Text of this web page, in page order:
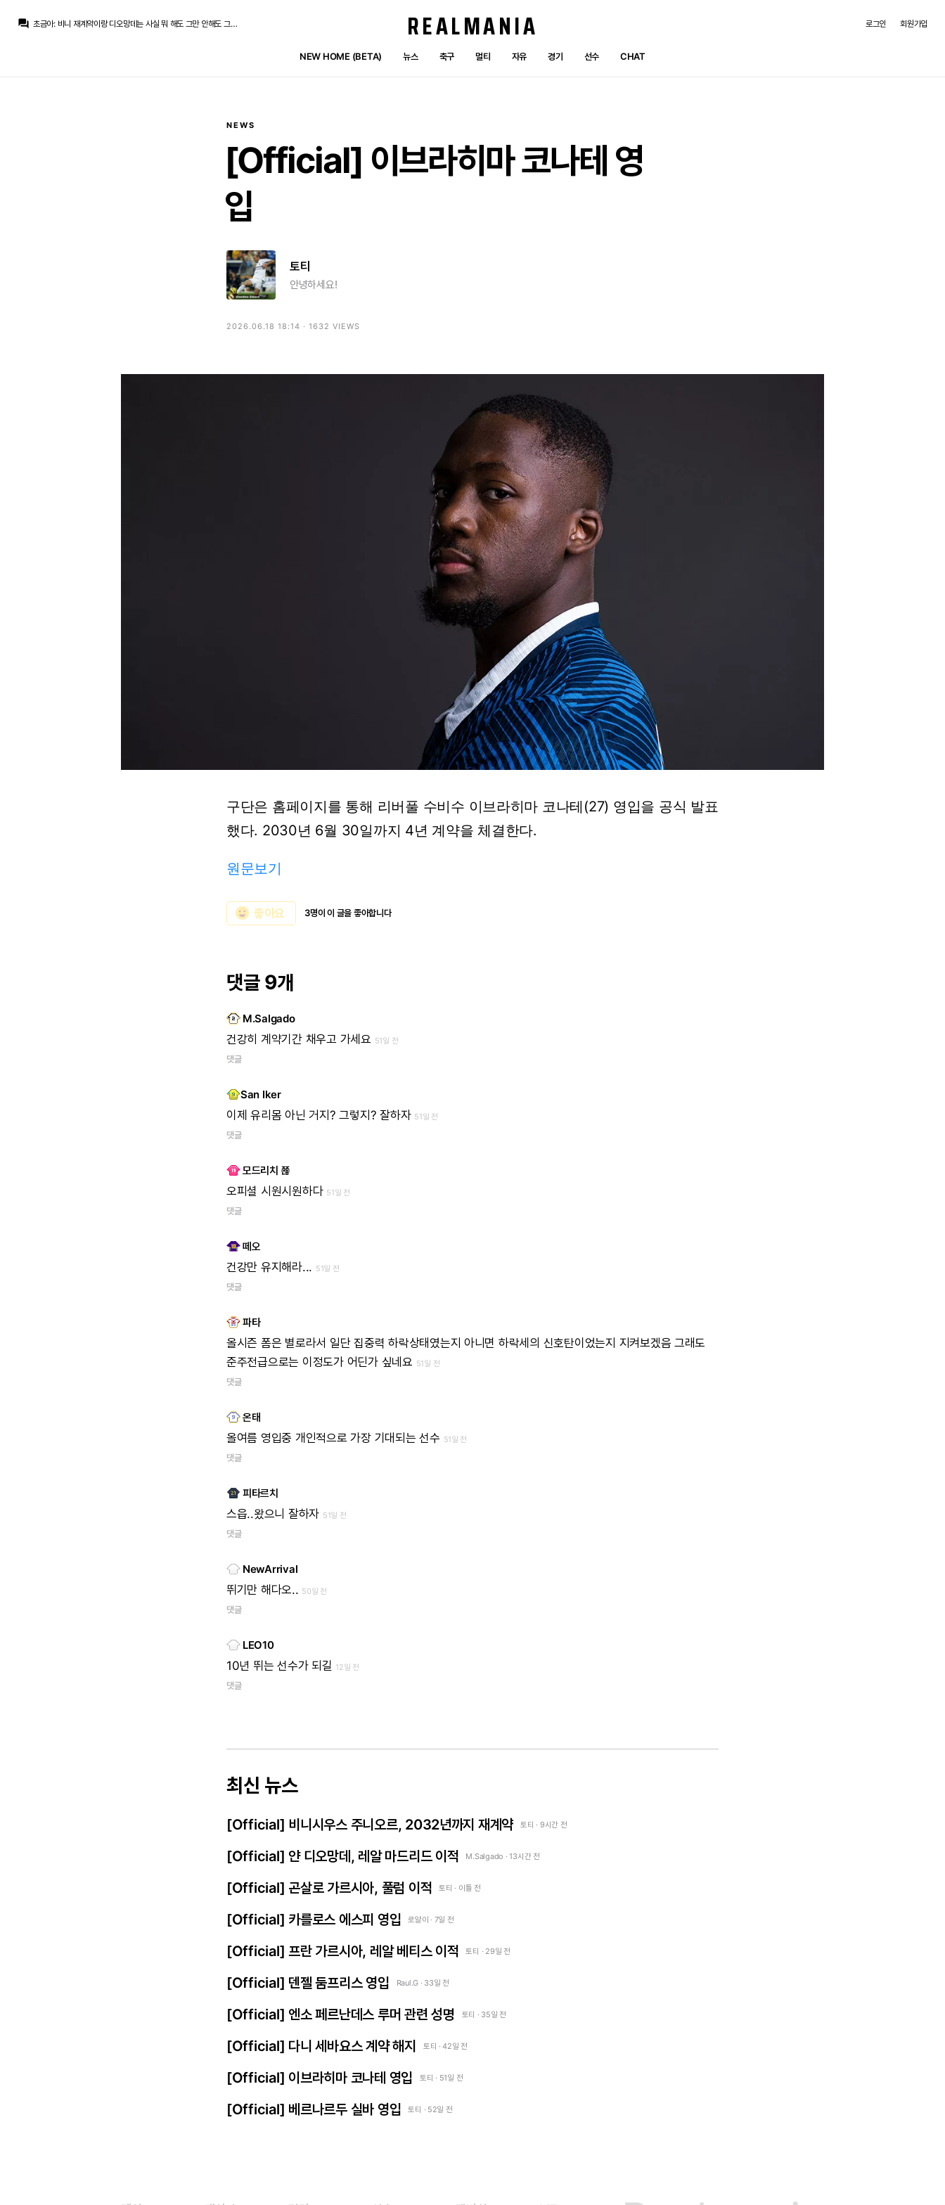
question_answer 초금아: 비니 재계약이랑 디오망데는 사실 뭐 해도 그만 안해도 그만 팬들도 받아들였을거같고
어제도 이야기했지만 진수성찬 차려놨는데 정작 제일 좋아하는 돼지갈비 없다고 반찬투정을 듣고 있는 모양새
REALMANIA
NEW HOME (BETA) 뉴스 축구 멀티 자유 경기 선수 CHAT
로그인 회원가입
NEWS
[Official] 이브라히마 코나테 영
입
토티
안녕하세요!
2026.06.18 18:14 · 1632 VIEWS
구단은 홈페이지를 통해 리버풀 수비수 이브라히마 코나테(27) 영입을 공식 발표
했다. 2030년 6월 30일까지 4년 계약을 체결한다.
원문보기
emoji_emotions 좋아요 3명이 이 글을 좋아합니다
댓글 9개
M.Salgado
건강히 계약기간 채우고 가세요 51일 전
댓글
San Iker
이제 유리몸 아닌 거지? 그렇지? 잘하자 51일 전
댓글
모드리치 쬲
오피셜 시원시원하다 51일 전
댓글
떼오
건강만 유지해라... 51일 전
댓글
파타
올시즌 폼은 별로라서 일단 집중력 하락상태였는지 아니면 하락세의 신호탄이었는지 지켜보겠음 그래도
준주전급으로는 이정도가 어딘가 싶네요 51일 전
댓글
온태
올여름 영입중 개인적으로 가장 기대되는 선수 51일 전
댓글
피타르치
스읍..왔으니 잘하자 51일 전
댓글
NewArrival
뛰기만 해다오.. 50일 전
댓글
LEO10
10년 뛰는 선수가 되길 12일 전
댓글
최신 뉴스
[Official] 비니시우스 주니오르, 2032년까지 재계약 토티 · 9시간 전
[Official] 얀 디오망데, 레알 마드리드 이적 M.Salgado · 13시간 전
[Official] 곤살로 가르시아, 풀럼 이적 토티 · 이틀 전
[Official] 카를로스 에스피 영입 로얄이 · 7일 전
[Official] 프란 가르시아, 레알 베티스 이적 토티 · 29일 전
[Official] 덴젤 둠프리스 영입 Raul.G · 33일 전
[Official] 엔소 페르난데스 루머 관련 성명 토티 · 35일 전
[Official] 다니 세바요스 계약 해지 토티 · 42일 전
[Official] 이브라히마 코나테 영입 토티 · 51일 전
[Official] 베르나르두 실바 영입 토티 · 52일 전